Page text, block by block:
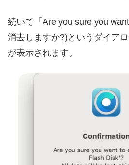
続いて「Are you sure you
消去しますか?)というダイア
が表示されます。